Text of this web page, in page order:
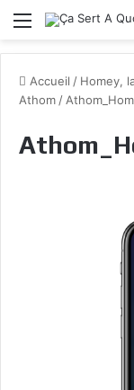
Menu
Accueil / Homey,
Athom /